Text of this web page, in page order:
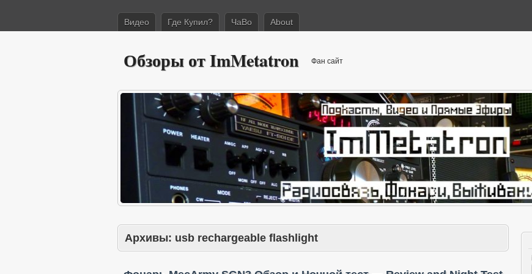
Видео Где Купил? ЧаВо About
Обзоры от ImMetatron Фан сайт
Архивы: usb rechargeable flashlight